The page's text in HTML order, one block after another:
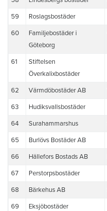
59 Roslagsbostäder
60
Familjebostäder i
Göteborg
61
Stiftelsen
Överkalixbostäder
62 Värmdöbostäder AB
63 Hudiksvallsbostäder
64 Surahammarshus
65 Burlövs Bostäder AB
66 Hällefors Bostads AB
67 Perstorpsbostäder
68 Bärkehus AB
69 Eksjöbostäder